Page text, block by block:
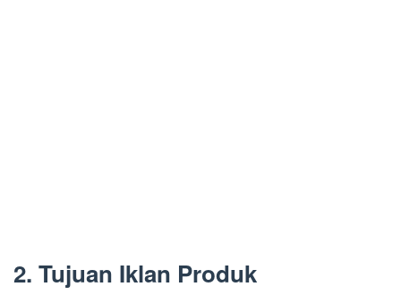
2. Tujuan Iklan Produk